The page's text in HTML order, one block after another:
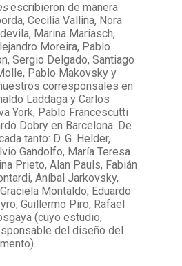
escribieron de manera
Cecilia Vallina, Nora
Marina Mariasch,
Moreira, Pablo
Sergio Delgado, Santiago
Pablo Makovsky y
corresponsales en
Laddaga y Carlos
York, Pablo Francescutti
Dobry en Barcelona. De
tanto: D. G. Helder,
Gandolfo, María Teresa
Prieto, Alan Pauls, Fabián
Aníbal Jarkovsky,
Montaldo, Eduardo
Guillermo Piro, Rafael
(cuyo estudio,
del diseño del